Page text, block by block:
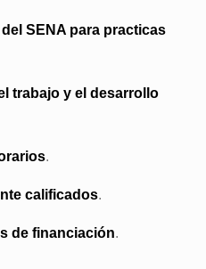
SENA para practicas
trabajo y el desarrollo
.
calificados.
de financiación.